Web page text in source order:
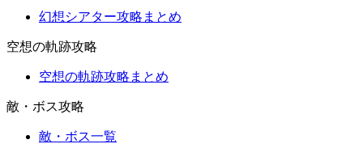
幻想シアター攻略まとめ
空想の軌跡攻略
空想の軌跡攻略まとめ
敵・ボス攻略
敵・ボス一覧